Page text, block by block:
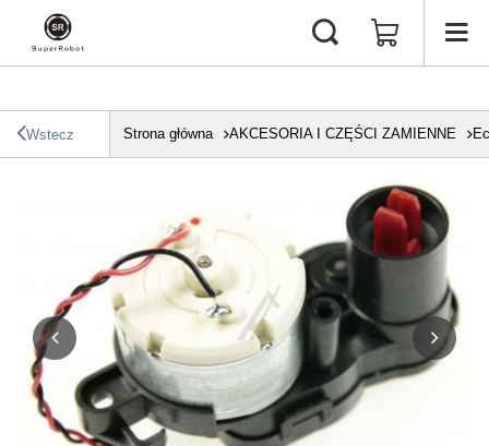
Wstecz Strona główna AKCESORIA I CZĘŚCI ZAMIENNE